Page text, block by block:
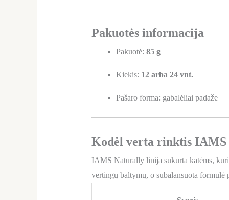
Pakuotės informacija
Pakuotė: 85 g
Kiekis: 12 arba 24 vnt.
Pašaro forma: gabalėliai padaže
Kodėl verta rinktis
IAMS Naturally linija sukurta katėms,
vertingų baltymų, o subalansuota formulė